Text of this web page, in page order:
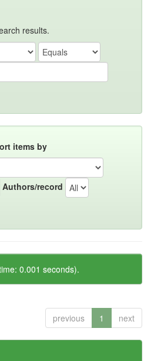
results.
items by
Authors/record
0.001 seconds).
previous 1 next